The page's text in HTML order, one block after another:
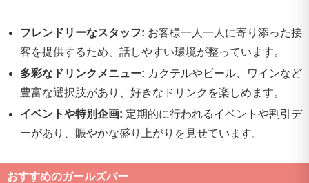
フレンドリーなスタッフ: お客様一人一人に寄り添った接
客を提供するため、話しやすい環境が整っています。
多彩なドリンクメニュー: カクテルやビール、ワインなど
豊富な選択肢があり、好きなドリンクを楽しめます。
イベントや特別企画: 定期的に行われるイベントや割引デ
ーがあり、賑やかな盛り上がりを見せています。
おすすめのガールズバー